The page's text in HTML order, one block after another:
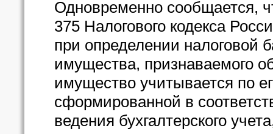
Одновременно сообщается,
375 Налогового кодекса
при определении налоговой
имущества, признаваемого
имущество учитывается по
сформированной в
ведения бухгалтерского